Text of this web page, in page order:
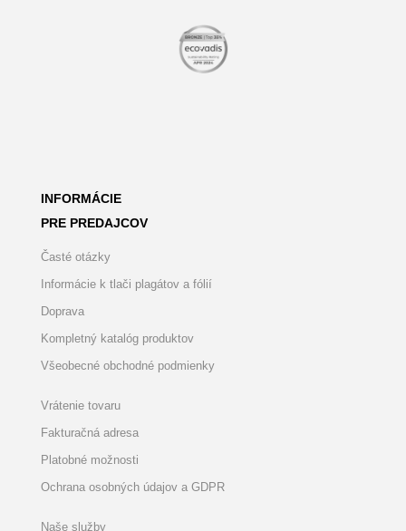
INFORMÁCIE
PRE PREDAJCOV
Časté otázky
Informácie k tlači plagátov a fólií
Doprava
Kompletný katalóg produktov
Všeobecné obchodné podmienky
Vrátenie tovaru
Fakturačná adresa
Platobné možnosti
Ochrana osobných údajov a GDPR
Naše služby